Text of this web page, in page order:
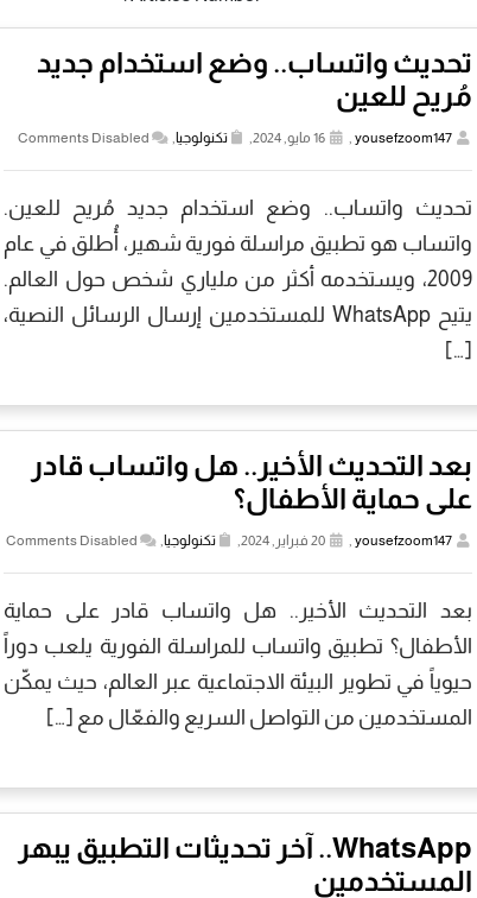
تحديث واتساب.. وضع استخدام جديد
مُريح للعين
yousefzoom147
, 16 مايو, 2024, تكنولوجيا,
Comments Disabled
تحديث واتساب.. وضع استخدام جديد مُريح للعين.
واتساب هو تطبيق مراسلة فورية شهير، أُطلق في عام
2009، ويستخدمه أكثر من ملياري شخص حول العالم.
يتيح WhatsApp للمستخدمين إرسال الرسائل النصية،
[…]
بعد التحديث الأخير.. هل واتساب قادر
على حماية الأطفال؟
yousefzoom147
, 20 فبراير, 2024, تكنولوجيا,
Comments Disabled
بعد التحديث الأخير.. هل واتساب قادر على حماية
الأطفال؟ تطبيق واتساب للمراسلة الفورية يلعب دوراً
حيوياً في تطوير البيئة الاجتماعية عبر العالم، حيث يمكّن
المستخدمين من التواصل السريع والفعّال مع […]
WhatsApp.. آخر تحديثات التطبيق يبهر
المستخدمين